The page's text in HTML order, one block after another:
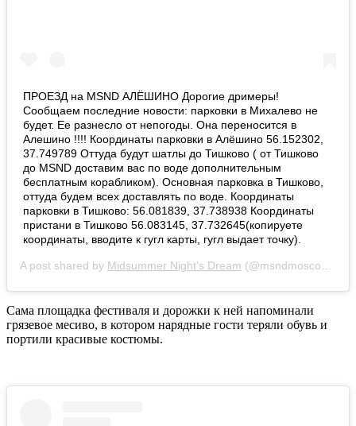
ПРОЕЗД на MSND АЛЁШИНО Дорогие дримеры!
Сообщаем последние новости: парковки в Михалево не
будет. Ее разнесло от непогоды. Она переносится в
Алешино !!!! Координаты парковки в Алёшино 56.152302,
37.749789 Оттуда будут шатлы до Тишково ( от Тишково
до MSND доставим вас по воде дополнительным
бесплатным корабликом). Основная парковка в Тишково,
оттуда будем всех доставлять по воде. Координаты
парковки в Тишково: 56.081839, 37.738938 Координаты
пристани в Тишково 56.083145, 37.732645(копируете
координаты, вводите к гугл карты, гугл выдает точку).
A post shared by Midsummer Night's Dream (@msndmoscow) on
Сама площадка фестиваля и дорожки к ней напоминали
грязевое месиво, в котором нарядные гости теряли обувь и
портили красивые костюмы.